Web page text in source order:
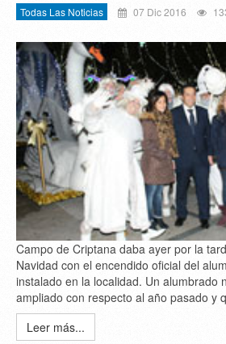
Todas Las Noticias 07 Dic 2016
Campo de Criptana daba ayer por la
Navidad con el encendido oficial del
instalado en la localidad. Un alumbrado
ampliado con respecto al año pasado y
Leer más...